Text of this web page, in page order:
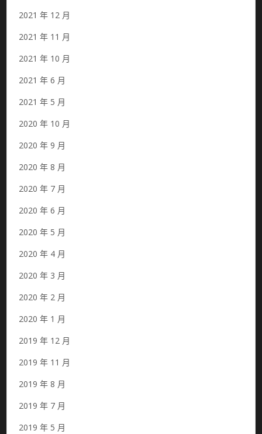
2021 年 12 月
2021 年 11 月
2021 年 10 月
2021 年 6 月
2021 年 5 月
2020 年 10 月
2020 年 9 月
2020 年 8 月
2020 年 7 月
2020 年 6 月
2020 年 5 月
2020 年 4 月
2020 年 3 月
2020 年 2 月
2020 年 1 月
2019 年 12 月
2019 年 11 月
2019 年 8 月
2019 年 7 月
2019 年 5 月